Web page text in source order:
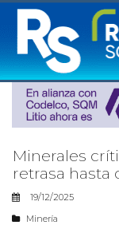
Minerales
retrasa hasta
19/12/2025
Minería